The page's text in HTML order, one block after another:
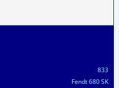
833
Fendt 680 SK